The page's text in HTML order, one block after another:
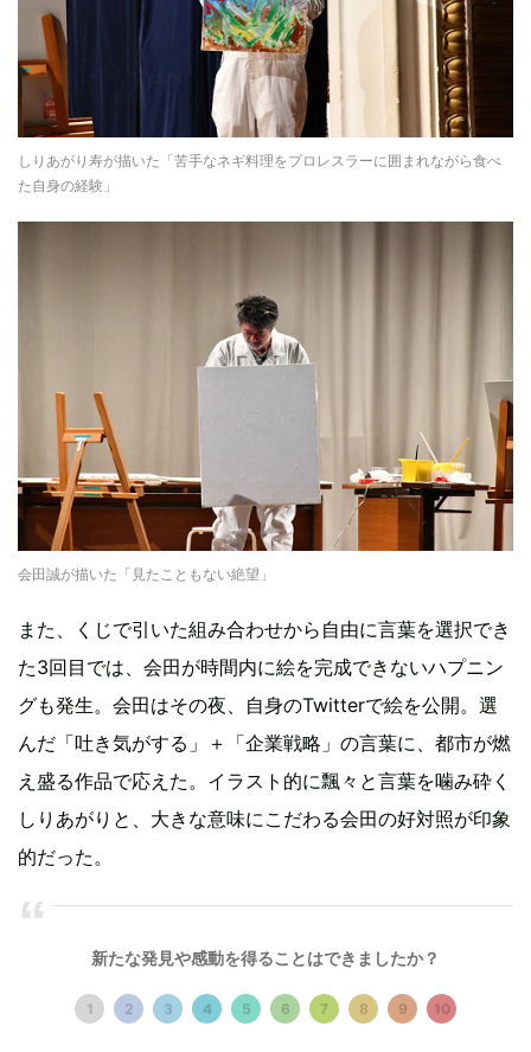
しりあがり寿が描いた「苦手なネギ料理をプロレスラーに囲まれながら食べ
た自身の経験」
会田誠が描いた「見たこともない絶望」
また、くじで引いた組み合わせから自由に言葉を選択でき
た3回目では、会田が時間内に絵を完成できないハプニン
グも発生。会田はその夜、自身のTwitterで絵を公開。選
んだ「吐き気がする」＋「企業戦略」の言葉に、都市が燃
え盛る作品で応えた。イラスト的に飄々と言葉を噛み砕く
しりあがりと、大きな意味にこだわる会田の好対照が印象
的だった。
新たな発見や感動を得ることはできましたか？
1 2 3 4 5 6 7 8 9 10